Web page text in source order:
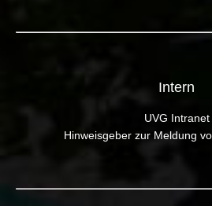
Intern
UVG Intranet
Hinweisgeber zur Meldung